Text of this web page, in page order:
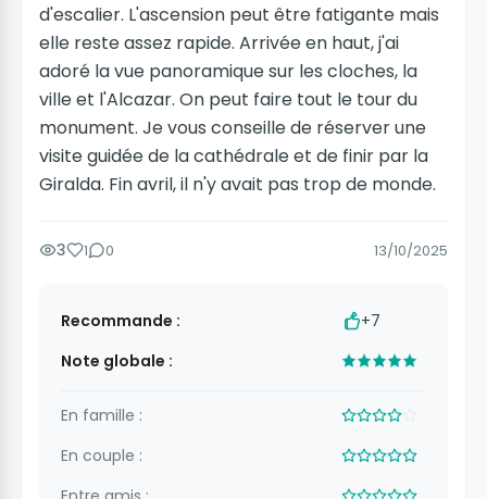
d'escalier. L'ascension peut être fatigante mais
elle reste assez rapide. Arrivée en haut, j'ai
adoré la vue panoramique sur les cloches, la
ville et l'Alcazar. On peut faire tout le tour du
monument. Je vous conseille de réserver une
visite guidée de la cathédrale et de finir par la
Giralda. Fin avril, il n'y avait pas trop de monde.
3 1 0 13/10/2025
Recommande :
+7
Note globale :
En famille :
En couple :